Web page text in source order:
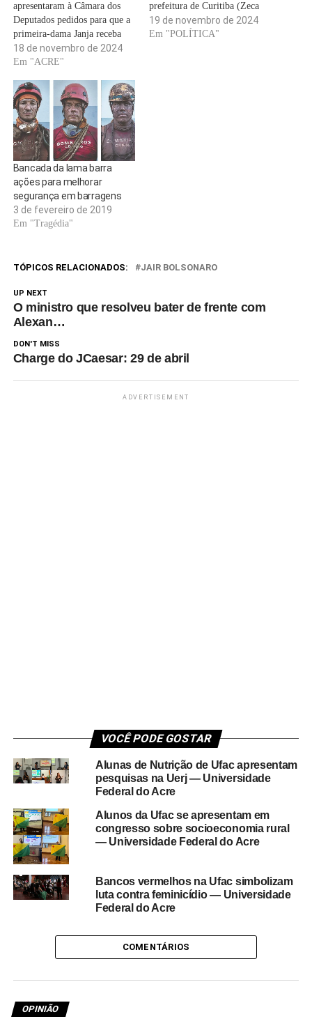
apresentaram à Câmara dos
Deputados pedidos para que a
primeira-dama Janja receba
moção de repúdio pelo insulto
ao empresário Elon Musk,
tenha que se retratar
publicamente. No sábado (16),
durante painel do G20 Social,
evento organizado…
18 de novembro de 2024
Em "ACRE"
prefeitura de Curitiba (Zeca
Ribeiro/Câmara dos
Deputados) Continua após
19 de novembro de 2024
Em "POLÍTICA"
Bancada da lama barra
ações para melhorar
segurança em barragens
3 de fevereiro de 2019
Em "Tragédia"
TÓPICOS RELACIONADOS: JAIR BOLSONARO
UP NEXT
O ministro que resolveu bater de frente com
Alexan…
DON'T MISS
Charge do JCaesar: 29 de abril
ADVERTISEMENT
VOCÊ PODE GOSTAR
Alunas de Nutrição de Ufac apresentam
pesquisas na Uerj — Universidade
Federal do Acre
Alunos da Ufac se apresentam em
congresso sobre socioeconomia rural
— Universidade Federal do Acre
Bancos vermelhos na Ufac simbolizam
luta contra feminicídio — Universidade
Federal do Acre
COMENTÁRIOS
OPINIÃO